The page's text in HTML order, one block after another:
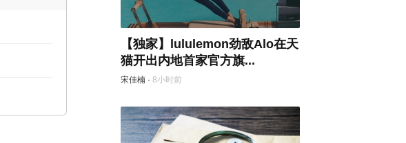
【独家】lululemon劲敌Alo在天
猫开出内地首家官方旗...
宋佳楠 · 8小时前